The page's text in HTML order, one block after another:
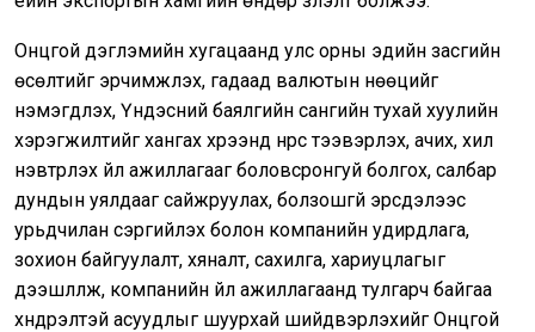
Онцгой дэглэмийн хугацаанд улс орны эдийн засгийн
өсөлтийг эрчимжүүлэх, гадаад валютын нөөцийг
нэмэгдүүлэх, Үндэсний баялгийн сангийн тухай хуулийн
хэрэгжилтийг хангах хүрээнд нүүрс тээвэрлэх, ачих, хил
нэвтрүүлэх үйл ажиллагааг боловсронгуй болгох, салбар
дундын уялдааг сайжруулах, болзошгүй эрсдэлээс
урьдчилан сэргийлэх болон компанийн удирдлага,
зохион байгуулалт, хяналт, сахилга, хариуцлагыг
дээшлүүлж, компанийн үйл ажиллагаанд тулгарч байгаа
хүндрэлтэй асуудлыг шуурхай шийдвэрлэхийг Онцгой